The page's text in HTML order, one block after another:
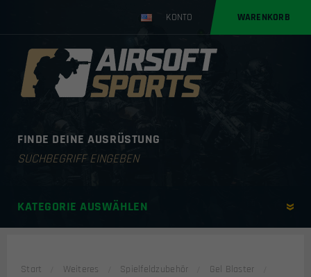
KONTO WARENKORB
FINDE DEINE AUSRÜSTUNG
Products
KATEGORIE AUSWÄHLEN
Start Weiteres Spielfeldzubehör
Gel Blaster